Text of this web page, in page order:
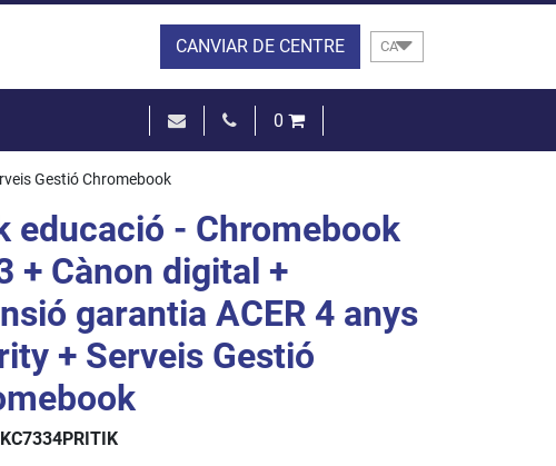
CANVIAR DE CENTRE CA
0
Gestió Chromebook
educació - Chromebook
+ Cànon digital +
garantia ACER 4 anys
+ Serveis Gestió